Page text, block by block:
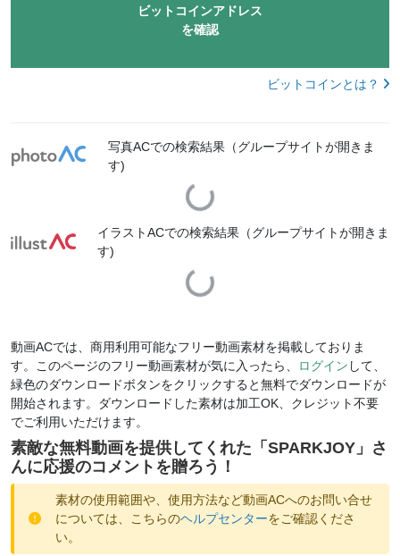
ビットコインアドレス
を確認
ビットコインとは？
写真ACでの検索結果（グループサイトが開きま
す)
Loading...
イラストACでの検索結果（グループサイトが開きま
す)
Loading...
動画ACでは、商用利用可能なフリー動画素材を掲載しておりま
す。このページのフリー動画素材が気に入ったら、
ログイン して、
緑色のダウンロードボタンをクリックすると無料でダウンロードが
開始されます。ダウンロードした素材は加工OK、クレジット不要
でご利用いただけます。
素敵な無料動画を提供してくれた「 SPARKJOY 」さ
んに応援のコメントを贈ろう！
素材の使用範囲や、使用方法など動画ACへのお問い合せ
については、こちらのヘルプセンターをご確認くださ
い。